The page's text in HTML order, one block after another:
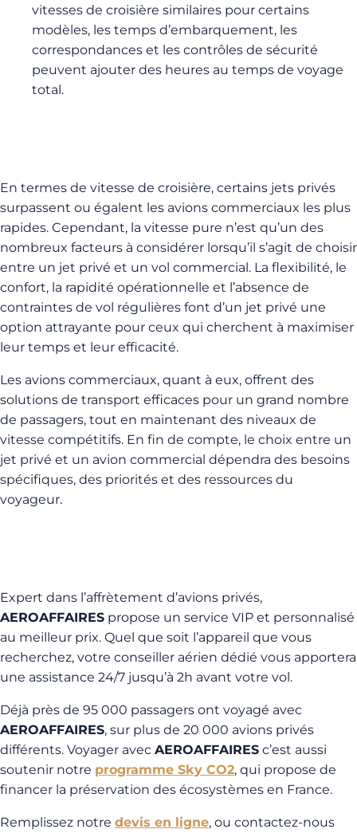
vitesses de croisière similaires pour certains
modèles, les temps d’embarquement, les
correspondances et les contrôles de sécurité
peuvent ajouter des heures au temps de voyage
total.
En termes de vitesse de croisière, certains jets privés
surpassent ou égalent les avions commerciaux les plus
rapides. Cependant, la vitesse pure n’est qu’un des
nombreux facteurs à considérer lorsqu’il s’agit de choisir
entre un jet privé et un vol commercial. La flexibilité, le
confort, la rapidité opérationnelle et l’absence de
contraintes de vol régulières font d’un jet privé une
option attrayante pour ceux qui cherchent à maximiser
leur temps et leur efficacité.
Les avions commerciaux, quant à eux, offrent des
solutions de transport efficaces pour un grand nombre
de passagers, tout en maintenant des niveaux de
vitesse compétitifs. En fin de compte, le choix entre un
jet privé et un avion commercial dépendra des besoins
spécifiques, des priorités et des ressources du
voyageur.
Expert dans l’affrètement d’avions privés,
AEROAFFAIRES propose un service VIP et personnalisé
au meilleur prix. Quel que soit l’appareil que vous
recherchez, votre conseiller aérien dédié vous apportera
une assistance 24/7 jusqu’à 2h avant votre vol.
Déjà près de 95 000 passagers ont voyagé avec
AEROAFFAIRES, sur plus de 20 000 avions privés
différents. Voyager avec AEROAFFAIRES c’est aussi
soutenir notre programme Sky CO2, qui propose de
financer la préservation des écosystèmes en France.
Remplissez notre devis en ligne, ou contactez-nous